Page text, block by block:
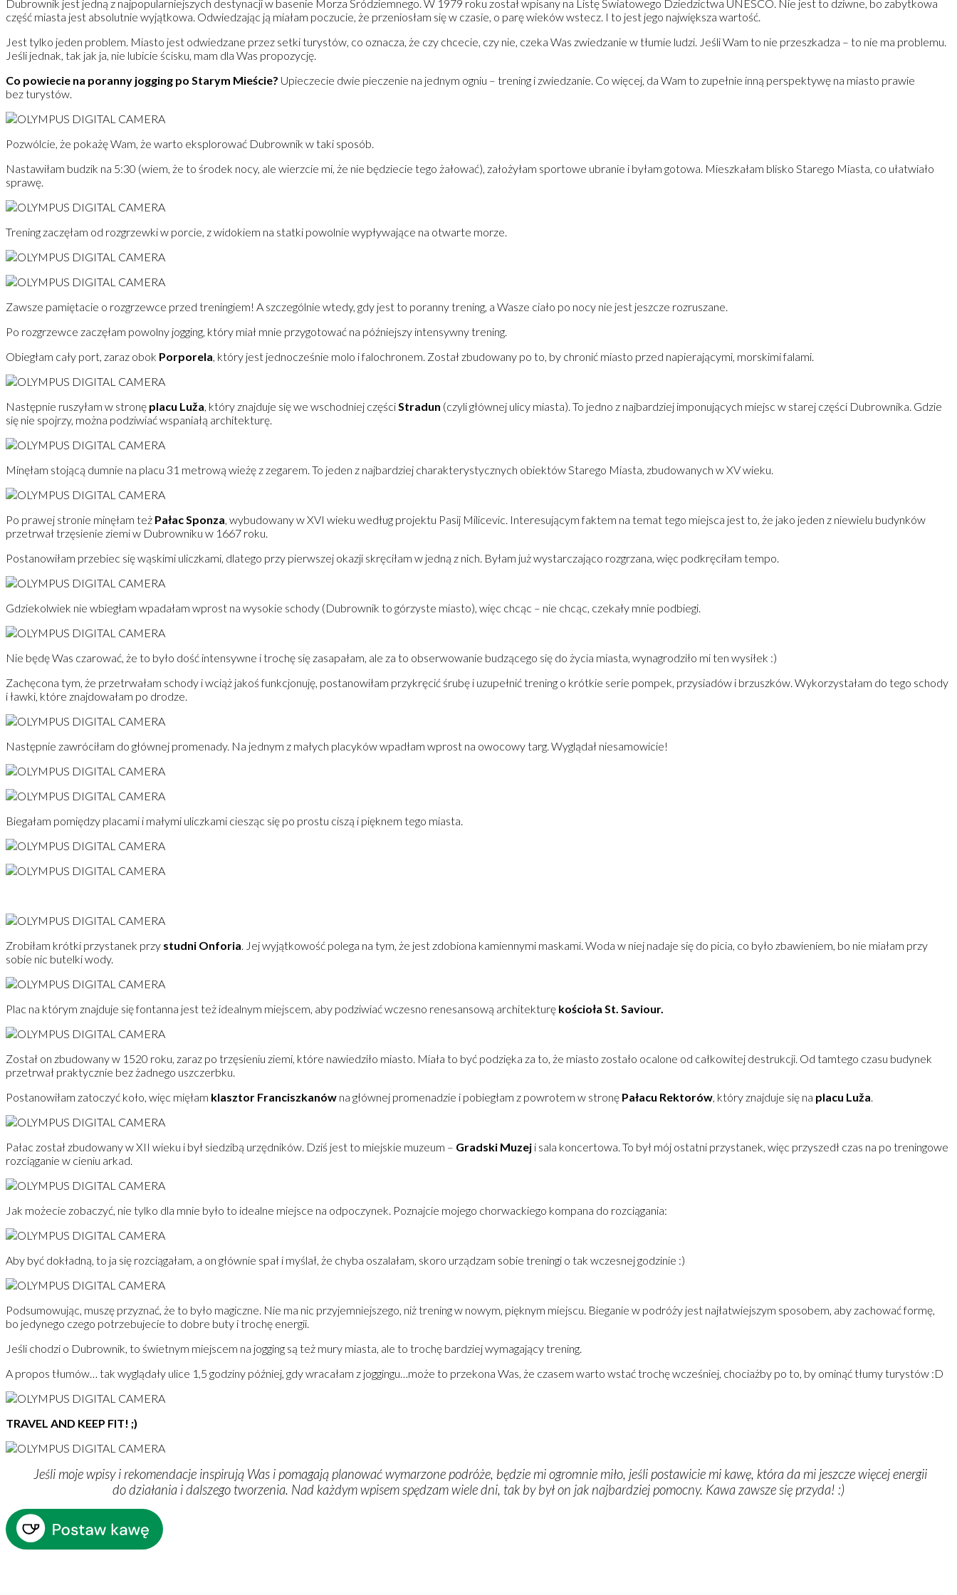
Dubrownik jest jedną z najpopularniejszych destynacji w basenie Morza Śródziemnego. W 1979 roku został wpisany na Listę Światowego Dziedzictwa UNESCO. Nie jest to dziwne, bo zabytkowa
część miasta jest absolutnie wyjątkowa. Odwiedzając ją miałam poczucie, że przeniosłam się w czasie, o parę wieków wstecz. I to jest jego największa wartość.
Jest tylko jeden problem. Miasto jest odwiedzane przez setki turystów, co oznacza, że czy chcecie, czy nie, czeka Was zwiedzanie w tłumie ludzi. Jeśli Wam to nie przeszkadza – to nie ma problemu.
Jeśli jednak, tak jak ja, nie lubicie ścisku, mam dla Was propozycję.
Co powiecie na poranny jogging po Starym Mieście? Upieczecie dwie pieczenie na jednym ogniu – trening i zwiedzanie. Co więcej, da Wam to zupełnie inną perspektywę na miasto prawie
bez turystów.
Pozwólcie, że pokażę Wam, że warto eksplorować Dubrownik w taki sposób.
Nastawiłam budzik na 5:30 (wiem, że to środek nocy, ale wierzcie mi, że nie będziecie tego żałować), założyłam sportowe ubranie i byłam gotowa. Mieszkałam blisko Starego Miasta, co ułatwiało
sprawę.
Trening zaczęłam od rozgrzewki w porcie, z widokiem na statki powolnie wypływające na otwarte morze.
Zawsze pamiętacie o rozgrzewce przed treningiem! A szczególnie wtedy, gdy jest to poranny trening, a Wasze ciało po nocy nie jest jeszcze rozruszane.
Po rozgrzewce zaczęłam powolny jogging, który miał mnie przygotować na późniejszy intensywny trening.
Obiegłam cały port, zaraz obok Porporela, który jest jednocześnie molo i falochronem. Został zbudowany po to, by chronić miasto przed napierającymi, morskimi falami.
Następnie ruszyłam w stronę placu Luža, który znajduje się we wschodniej częściStradun (czyli głównej ulicy miasta). To jedno z najbardziej imponujących miejsc w starej części Dubrownika. Gdzie
się nie spojrzy, można podziwiać wspaniałą architekturę.
Minęłam stojącą dumnie na placu 31 metrową wieżę z zegarem. To jeden z najbardziej charakterystycznych obiektów Starego Miasta, zbudowanych w XV wieku.
Po prawej stronie minęłam też Pałac Sponza, wybudowany w XVI wieku według projektu Pasij Milicevic. Interesującym faktem na temat tego miejsca jest to, że jako jeden z niewielu budynków
przetrwał trzęsienie ziemi w Dubrowniku w 1667 roku.
Postanowiłam przebiec się wąskimi uliczkami, dlatego przy pierwszej okazji skręciłam w jedną z nich. Byłam już wystarczająco rozgrzana, więc podkręciłam tempo.
Gdziekolwiek nie wbiegłam wpadałam wprost na wysokie schody (Dubrownik to górzyste miasto), więc chcąc – nie chcąc, czekały mnie podbiegi.
Nie będę Was czarować, że to było dość intensywne i trochę się zasapałam, ale za to obserwowanie budzącego się do życia miasta, wynagrodziło mi ten wysiłek :)
Zachęcona tym, że przetrwałam schody i wciąż jakoś funkcjonuję, postanowiłam przykręcić śrubę i uzupełnić trening o krótkie serie pompek, przysiadów i brzuszków. Wykorzystałam do tego schody
i ławki, które znajdowałam po drodze.
Następnie zawróciłam do głównej promenady. Na jednym z małych placyków wpadłam wprost na owocowy targ. Wyglądał niesamowicie!
Biegałam pomiędzy placami i małymi uliczkami ciesząc się po prostu ciszą i pięknem tego miasta.
Zrobiłam krótki przystanek przy studni Onforia. Jej wyjątkowość polega na tym, że jest zdobiona kamiennymi maskami. Woda w niej nadaje się do picia, co było zbawieniem, bo nie miałam przy
sobie nic butelki wody.
Plac na którym znajduje się fontanna jest też idealnym miejscem, aby podziwiać wczesno renesansową architekturę kościoła St. Saviour.
Został on zbudowany w 1520 roku, zaraz po trzęsieniu ziemi, które nawiedziło miasto. Miała to być podzięka za to, że miasto zostało ocalone od całkowitej destrukcji. Od tamtego czasu budynek
przetrwał praktycznie bez żadnego uszczerbku.
Postanowiłam zatoczyć koło, więc mięłam klasztor Franciszkanów na głównej promenadzie i pobiegłam z powrotem w stronę Pałacu Rektorów, który znajduje się na placu Luža.
Pałac został zbudowany w XII wieku i był siedzibą urzędników. Dziś jest to miejskie muzeum – Gradski Muzej i sala koncertowa. To był mój ostatni przystanek, więc przyszedł czas na po treningowe
rozciąganie w cieniu arkad.
Jak możecie zobaczyć, nie tylko dla mnie było to idealne miejsce na odpoczynek. Poznajcie mojego chorwackiego kompana do rozciągania:
Aby być dokładną, to ja się rozciągałam, a on głównie spał i myślał, że chyba oszalałam, skoro urządzam sobie treningi o tak wczesnej godzinie :)
Podsumowując, muszę przyznać, że to było magiczne. Nie ma nic przyjemniejszego, niż trening w nowym, pięknym miejscu. Bieganie w podróży jest najłatwiejszym sposobem, aby zachować formę,
bo jedynego czego potrzebujecie to dobre buty i trochę energii.
Jeśli chodzi o Dubrownik, to świetnym miejscem na jogging są też mury miasta, ale to trochę bardziej wymagający trening.
A propos tłumów… tak wyglądały ulice 1,5 godziny później, gdy wracałam z joggingu…może to przekona Was, że czasem warto wstać trochę wcześniej, chociażby po to, by ominąć tłumy turystów :D
TRAVEL AND KEEP FIT! ;)
Jeśli moje wpisy i rekomendacje inspirują Was i pomagają planować wymarzone podróże, będzie mi ogromnie miło, jeśli postawicie mi kawę, która da mi jeszcze więcej energii
do działania i dalszego tworzenia. Nad każdym wpisem spędzam wiele dni, tak by był on jak najbardziej pomocny. Kawa zawsze się przyda! :)